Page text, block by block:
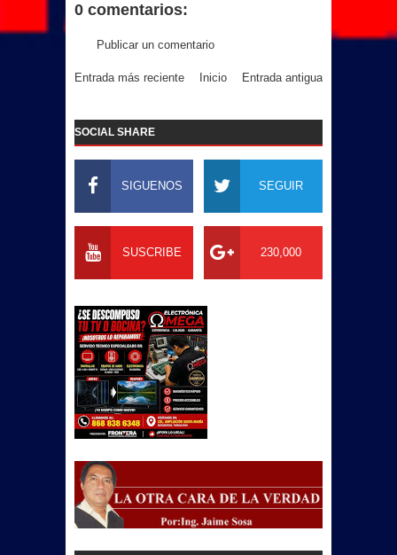
0 comentarios:
Publicar un comentario
Entrada más reciente Entrada antigua
Inicio
SOCIAL SHARE
SIGUENOS SEGUIR
SUSCRIBE 230,000